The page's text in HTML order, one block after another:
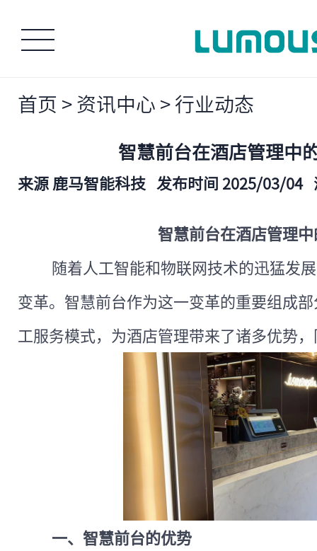
首页 > 资讯中心 > 行业动态
智慧前台在酒店管理中
来源 鹿马智能科技 发布时间 2025/03/04
智慧前台在酒店管理
随着人工智能和物联网技术的迅猛发
变革。智慧前台作为这一变革的重要组成
工服务模式，为酒店管理带来了诸多优势
一、智慧前台的优势